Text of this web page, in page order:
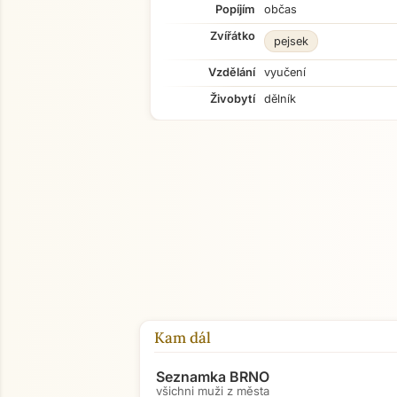
Popíjím
občas
Zvířátko
pejsek
Vzdělání
vyučení
Živobytí
dělník
Kam dál
Seznamka BRNO
všichni muži z města